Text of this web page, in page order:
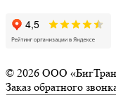
© 2026 ООО
Заказ обратного